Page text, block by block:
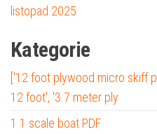
listopad 2025
Kategorie
['12 foot plywood micro skiff
12 foot', '3.7 meter ply
1 1 scale boat PDF